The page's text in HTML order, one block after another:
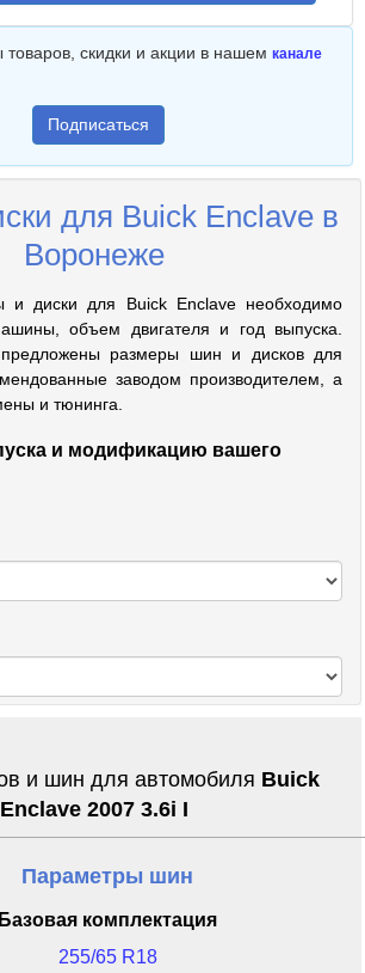
товаров, скидки и акции в нашем канале
Подписаться
для Buick Enclave в
Воронеже
и диски для Buick Enclave необходимо
объем двигателя и год выпуска.
размеры шин и дисков для
заводом производителем, а
и тюнинга.
и модификацию вашего
и шин для автомобиля Buick
Enclave 2007 3.6i I
Параметры шин
Базовая комплектация
255/65 R18